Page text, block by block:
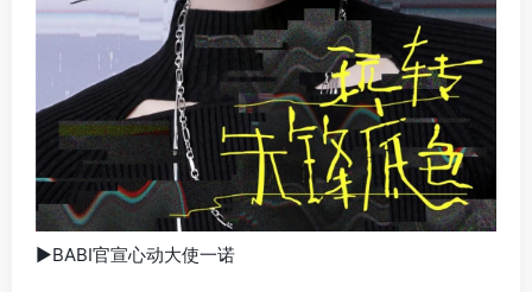
▶BABI官宣心动大使一诺